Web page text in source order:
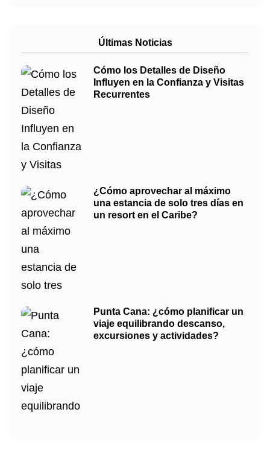
Últimas Noticias
Cómo los Detalles de Diseño
Influyen en la Confianza y Visitas
Recurrentes
¿Cómo aprovechar al máximo
una estancia de solo tres días en
un resort en el Caribe?
Punta Cana: ¿cómo planificar un
viaje equilibrando descanso,
excursiones y actividades?